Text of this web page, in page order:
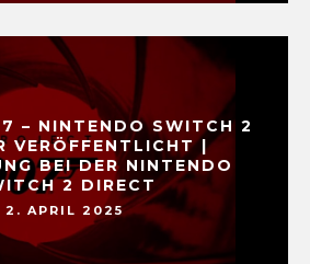
– NINTENDO SWITCH 2
VERÖFFENTLICHT |
BEI DER NINTENDO
2 DIRECT
2. APRIL 2025